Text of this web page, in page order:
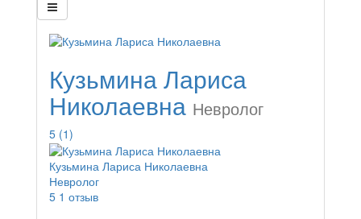
Кузьмина Лариса
Николаевна Невролог
5 (1)
Кузьмина Лариса Николаевна
Невролог
5 1 отзыв